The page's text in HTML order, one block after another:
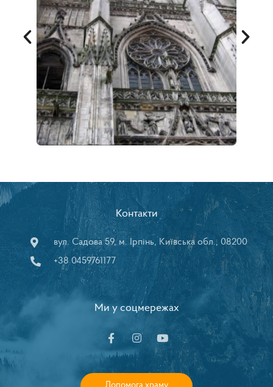
Контакти
вул. Садова 59, м. Ірпінь, Київська обл., 08200
+38 0459761177
Ми у соцмережах